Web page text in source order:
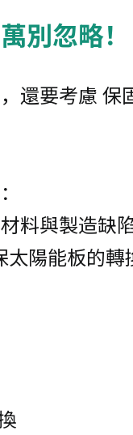
別忽略！
還要考慮 保
料與製造缺陷
陽能板的轉